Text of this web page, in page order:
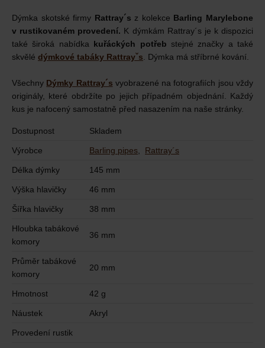
Dýmka skotské firmy Rattray´s z kolekce Barling Marylebone
v rustikovaném provedení. K dýmkám Rattray´s je k dispozici
také široká nabídka kuřáckých potřeb stejné značky a také
skvělé dýmkové tabáky Rattrayˇs . Dýmka má stříbrné kování.
Všechny Dýmky Rattray´s vyobrazené na fotografiích jsou vždy
originály, které obdržíte po jejich případném objednání. Každý
kus je nafocený samostatně před nasazením na naše stránky.
Dostupnost Skladem
Výrobce Barling pipes Rattray´s
Délka dýmky 145 mm
Výška hlavičky 46 mm
Šířka hlavičky 38 mm
Hloubka tabákové
komory
36 mm
Průměr tabákové
komory
20 mm
Hmotnost 42 g
Náustek Akryl
Provedení rustik